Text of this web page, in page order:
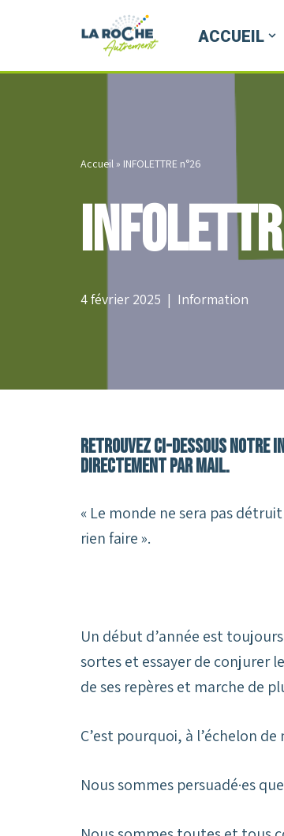
au
ACCUEIL
Accueil » INFOLETTRE n°26
4 février 2025 Information
Retrouvez ci-dessous
directement par mail.
« Le monde ne sera pas
rien faire ».
Un début d’année est
sortes et essayer de conjurer
de ses repères et marche de
C’est pourquoi, à l’échelon
Nous sommes persuadé·es